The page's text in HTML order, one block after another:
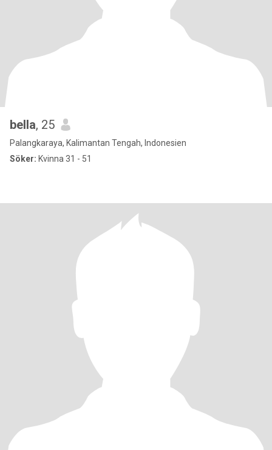
bella, 25
Palangkaraya, Kalimantan Tengah, Indonesien
Söker: Kvinna 31 - 51